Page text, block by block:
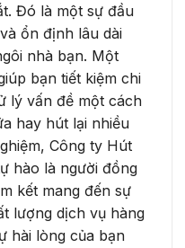
Đó là một sự đầu
ổn định lâu dài
nhà bạn. Một
bạn tiết kiệm chi
lý vấn đề một cách
hay hút lại nhiều
Công ty Hút
hào là người đồng
kết mang đến sự
lượng dịch vụ hàng
hài lòng của bạn